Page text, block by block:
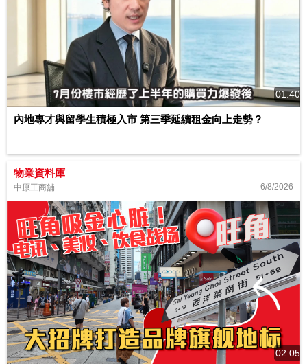
01:40
內地專才與留學生積極入市 第三季延續租金向上走勢？
物業資料庫
中原工商舖 6/8/2026
02:05